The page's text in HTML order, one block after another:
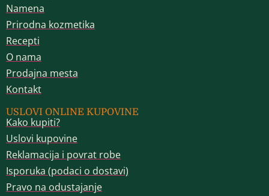
Namena
Prirodna kozmetika
Recepti
O nama
Prodajna mesta
Kontakt
USLOVI ONLINE KUPOVINE
Kako kupiti?
Uslovi kupovine
Reklamacija i povrat robe
Isporuka (podaci o dostavi)
Pravo na odustajanje